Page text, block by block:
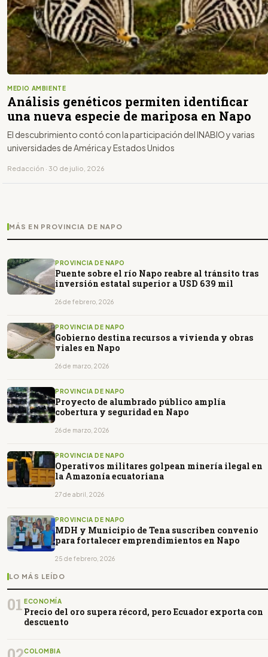
MEDIO AMBIENTE
Análisis genéticos permiten identificar
una nueva especie de mariposa en Napo
El descubrimiento contó con la participación del INABIO y varias
universidades de América y Estados Unidos
Redacción · 30 de julio, 2026
MÁS EN PROVINCIA DE NAPO
PROVINCIA DE NAPO
Puente sobre el río Napo reabre al tránsito tras
inversión estatal superior a USD 639 mil
26 de febrero, 2026
PROVINCIA DE NAPO
Gobierno destina recursos a vivienda y obras
viales en Napo
26 de marzo, 2026
PROVINCIA DE NAPO
Proyecto de alumbrado público amplía
cobertura y seguridad en Napo
26 de marzo, 2026
PROVINCIA DE NAPO
Operativos militares golpean minería ilegal en
la Amazonía ecuatoriana
27 de abril, 2026
PROVINCIA DE NAPO
MDH y Municipio de Tena suscriben convenio
para fortalecer emprendimientos en Napo
25 de febrero, 2026
LO MÁS LEÍDO
01 ECONOMÍA
Precio del oro supera récord, pero Ecuador exporta con
descuento
COLOMBIA